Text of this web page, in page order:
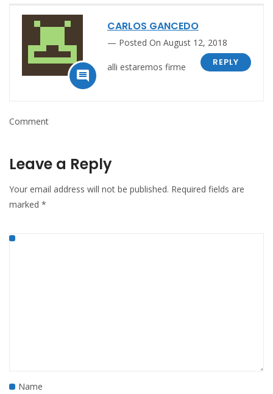

CARLOS GANCEDO
Posted On August 12, 2018
REPLY
alli estaremos firme
Comment
Leave a Reply
Your email address will not be published. Required fields are
marked *
Name